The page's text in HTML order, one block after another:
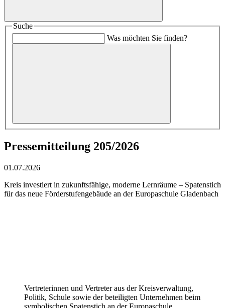
Suche
Was möchten Sie finden?
Pressemitteilung 205/2026
01.07.2026
Kreis investiert in zukunftsfähige, moderne Lernräume – Spatenstich
für das neue Förderstufengebäude an der Europaschule Gladenbach
Vertreterinnen und Vertreter aus der Kreisverwaltung,
Politik, Schule sowie der beteiligten Unternehmen beim